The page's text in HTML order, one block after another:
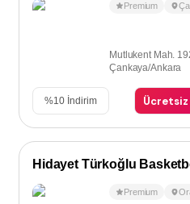
Premium
Mutlukent Mah.
Çankaya/Ankara
%10 İndirim
Hidayet Türkoğlu
Premium